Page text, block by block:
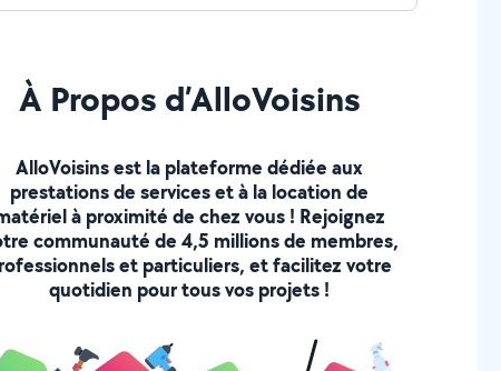
À Propos d’AlloVoisins
AlloVoisins est la plateforme dédiée aux
prestations de services et à la location de
à proximité de chez vous ! Rejoignez
communauté de 4,5 millions de membres,
et particuliers, et facilitez votre
quotidien pour tous vos projets !